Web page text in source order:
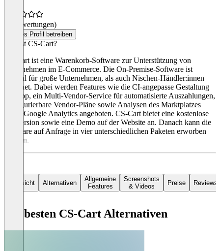
(0 Bewertungen)
Dieses Profil betreiben
Was ist CS-Cart?
CS-Cart ist eine Warenkorb-Software zur Unterstützung von
Unternehmen im E-Commerce. Die On-Premise-Software ist
sowohl für große Unternehmen, als auch Nischen-Händler:innen
geeignet. Dabei werden Features wie die CI-angepasse Gestaltung
der App, ein Multi-Vendor-Service für automatisierte Auszahlungen,
konfigurierbare Vendor-Pläne sowie Analysen des Marktplatzes
durch Google Analytics angeboten. CS-Cart bietet eine kostenlose
Testversion sowie eine Demo auf der Website an. Danach kann die
Software auf Anfrage in vier unterschiedlichen Paketen erworben
werden.
Übersicht Alternativen
Allgemeine
Features
Screenshots
& Videos
Preise Reviews
Die besten CS-Cart Alternativen